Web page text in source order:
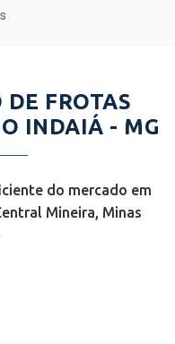
FROTAS
INDAIÁ - MG
do mercado em
Mineira, Minas